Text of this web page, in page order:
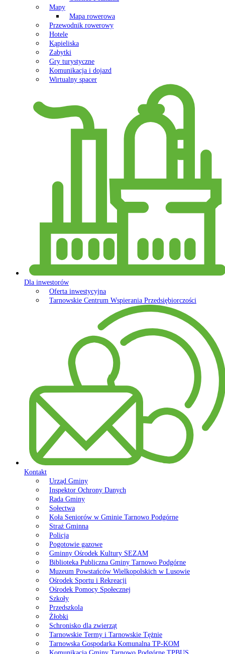
Mapy
Mapa rowerowa
Przewodnik rowerowy
Hotele
Kąpieliska
Zabytki
Gry turystyczne
Komunikacja i dojazd
Wirtualny spacer
Dla inwestorów
Oferta inwestycyjna
Tarnowskie Centrum Wspierania Przedsiębiorczości
Kontakt
Urząd Gminy
Inspektor Ochrony Danych
Rada Gminy
Sołectwa
Koła Seniorów w Gminie Tarnowo Podgórne
Straż Gminna
Policja
Pogotowie gazowe
Gminny Ośrodek Kultury SEZAM
Biblioteka Publiczna Gminy Tarnowo Podgórne
Muzeum Powstańców Wielkopolskich w Lusowie
Ośrodek Sportu i Rekreacji
Ośrodek Pomocy Społecznej
Szkoły
Przedszkola
Żłobki
Schronisko dla zwierząt
Tarnowskie Termy i Tarnowskie Tężnie
Tarnowska Gospodarka Komunalna TP-KOM